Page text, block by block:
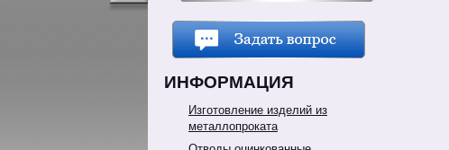
ИНФОРМАЦИЯ
Изготовление изделий из
металлопроката